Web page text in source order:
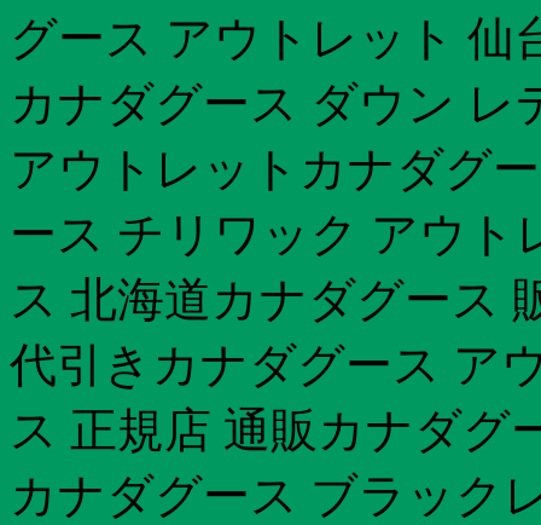
グース アウトレット 仙
カナダグース ダウン レ
アウトレットカナダグ
ース チリワック アウト
ス 北海道カナダグース
代引きカナダグース ア
ス 正規店 通販カナダグ
カナダグース ブラック